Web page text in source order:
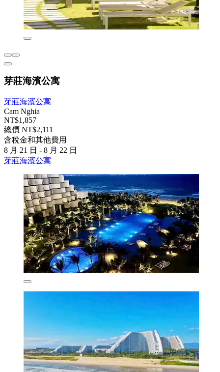
芽莊海濱公寓
芽莊海濱公寓
Cam Nghia
NT$1,857
總價 NT$2,111
含稅金和其他費用
8 月 21 日 - 8 月 22 日
芽莊海濱公寓